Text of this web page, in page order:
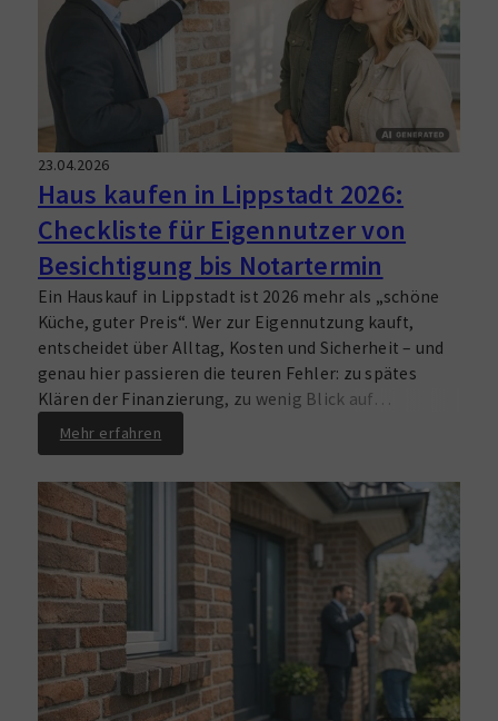
und Sicherheit.
23.04.2026
Haus kaufen in Lippstadt 2026:
Checkliste für Eigennutzer von
Besichtigung bis Notartermin
Ein Hauskauf in Lippstadt ist 2026 mehr als „schöne
Küche, guter Preis“. Wer zur Eigennutzung kauft,
entscheidet über Alltag, Kosten und Sicherheit – und
genau hier passieren die teuren Fehler: zu spätes
Klären der Finanzierung, zu wenig Blick auf
Unterlagen, zu schnelle Zusagen nach einer
emotionalen Besichtigung. Diese Checkliste hilft dir,
ersten Besichtigung über die Immobilienfinanzierung
bis zum Notartermin. So kannst du Chancen
realistisch bewerten, Risiken früh erkennen und mit
klaren Fragen souverän verhandeln.
Mehr erfahren